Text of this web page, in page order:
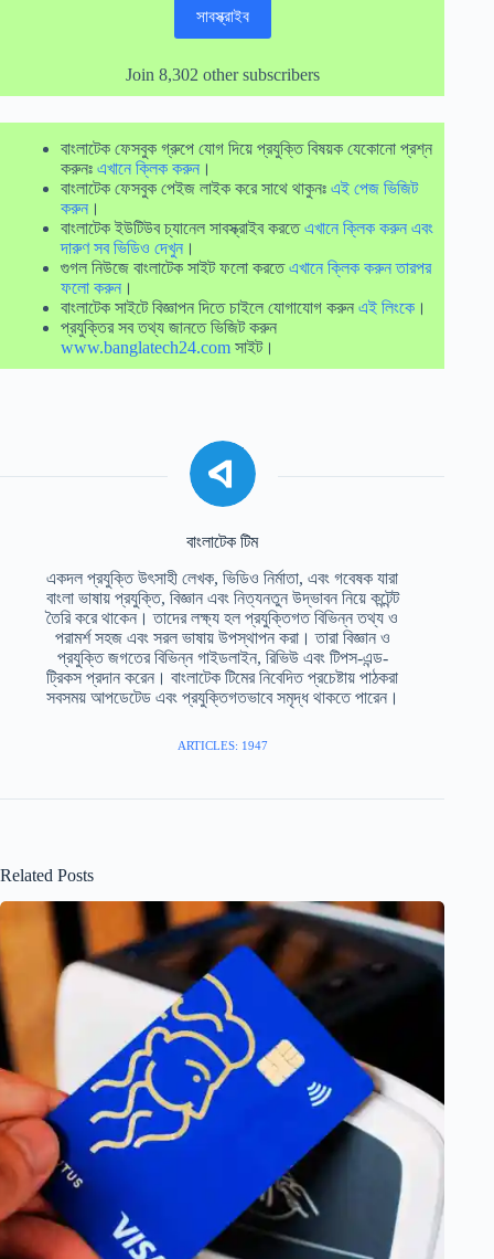
সাবস্ক্রাইব
Join 8,302 other subscribers
বাংলাটেক ফেসবুক গ্রুপে যোগ দিয়ে প্রযুক্তি বিষয়ক যেকোনো প্রশ্ন
করুনঃ এখানে ক্লিক করুন ।
বাংলাটেক ফেসবুক পেইজ লাইক করে সাথে থাকুনঃ এই পেজ ভিজিট
করুন ।
বাংলাটেক ইউটিউব চ্যানেল সাবস্ক্রাইব করতেএখানে ক্লিক করুন এবং
দারুণ সব ভিডিও দেখুন ।
গুগল নিউজে বাংলাটেক সাইট ফলো করতেএখানে ক্লিক করুন তারপর
ফলো করুন ।
বাংলাটেক সাইটে বিজ্ঞাপন দিতে চাইলে যোগাযোগ করুন এই লিংকে ।
প্রযুক্তির সব তথ্য জানতে ভিজিট করুন
www.banglatech24.com সাইট।
বাংলাটেক টিম
একদল প্রযুক্তি উৎসাহী লেখক, ভিডিও নির্মাতা, এবং গবেষক যারা
বাংলা ভাষায় প্রযুক্তি, বিজ্ঞান এবং নিত্যনতুন উদ্ভাবন নিয়ে কন্টেন্ট
তৈরি করে থাকেন। তাদের লক্ষ্য হল প্রযুক্তিগত বিভিন্ন তথ্য ও
পরামর্শ সহজ এবং সরল ভাষায় উপস্থাপন করা। তারা বিজ্ঞান ও
প্রযুক্তি জগতের বিভিন্ন গাইডলাইন, রিভিউ এবং টিপস-এন্ড-
ট্রিকস প্রদান করেন। বাংলাটেক টিমের নিবেদিত প্রচেষ্টায় পাঠকরা
সবসময় আপডেটেড এবং প্রযুক্তিগতভাবে সমৃদ্ধ থাকতে পারেন।
ARTICLES: 1947
Related Posts